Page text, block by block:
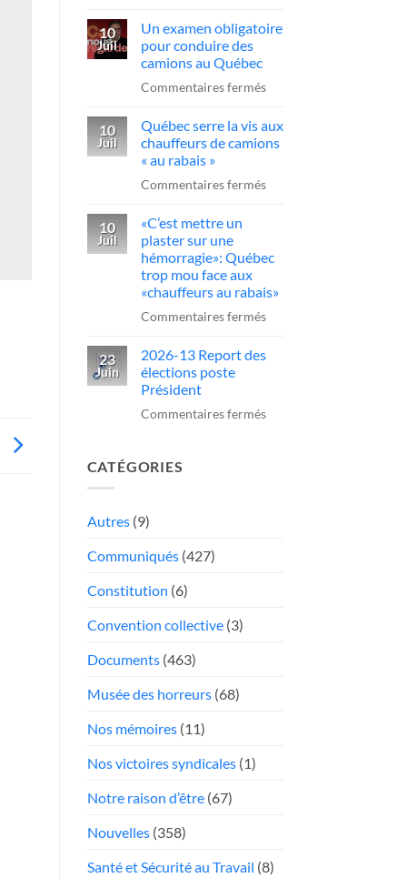
transport»
qui
dessein?»:Alex
sur
manœuvre
10
Juil
Un examen obligatoire
pour conduire des
camions au Québec
Commentaires ferméssur
examen
obligatoire
conduire
au
10
Juil
Québec serre la vis aux
chauffeurs de camions
« au rabais »
Commentaires ferméssur
vis
aux
camions
rabais
10
Juil
«C’est mettre un
plaster sur une
hémorragie»: Québec
trop mou face aux
«chauffeurs au rabais»
Commentaires ferméssur
mettre
sur
23
Juin
2026-13 Report des
élections poste
Président
Commentaires ferméssur
CATÉGORIES
Autres(9)
Communiqués(427)
Constitution (6)
Convention collective(3)
Documents(463)
Musée des horreurs(68)
Nos mémoires(11)
Nos victoires syndicales(1)
Notre raison d’être(67)
Nouvelles(358)
Santé et Sécurité au Travail (8)